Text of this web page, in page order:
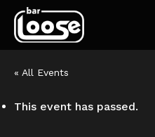
« All Events
This event has passed.